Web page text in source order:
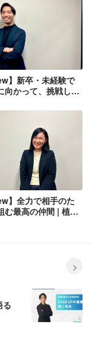
】新卒・未経験で
向かって、挑戦し続
】全力で相手のた
む最高の仲間 | 植村
る